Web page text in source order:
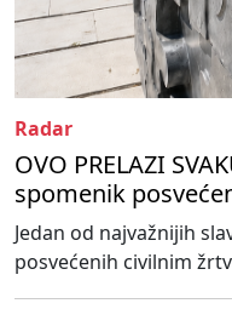
Radar
OVO PRELAZI
spomenik
Jedan od najvažnijih
posvećenih civilnim